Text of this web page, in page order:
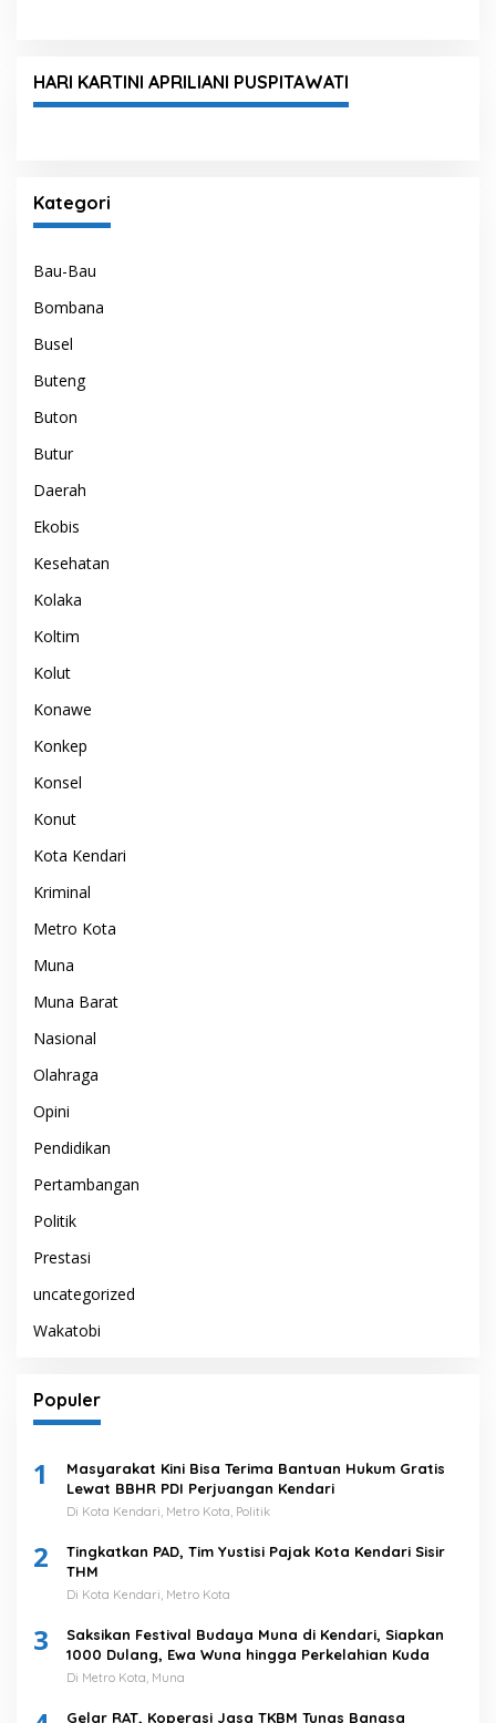
HARI KARTINI APRILIANI PUSPITAWATI
Kategori
Bau-Bau
Bombana
Busel
Buteng
Buton
Butur
Daerah
Ekobis
Kesehatan
Kolaka
Koltim
Kolut
Konawe
Konkep
Konsel
Konut
Kota Kendari
Kriminal
Metro Kota
Muna
Muna Barat
Nasional
Olahraga
Opini
Pendidikan
Pertambangan
Politik
Prestasi
uncategorized
Wakatobi
Populer
1
Masyarakat Kini Bisa Terima Bantuan Hukum Gratis
Lewat BBHR PDI Perjuangan Kendari
Di Kota Kendari, Metro Kota, Politik
2
Tingkatkan PAD, Tim Yustisi Pajak Kota Kendari Sisir
THM
Di Kota Kendari, Metro Kota
3
Saksikan Festival Budaya Muna di Kendari, Siapkan
1000 Dulang, Ewa Wuna hingga Perkelahian Kuda
Di Metro Kota, Muna
Gelar RAT, Koperasi Jasa TKBM Tunas Bangsa